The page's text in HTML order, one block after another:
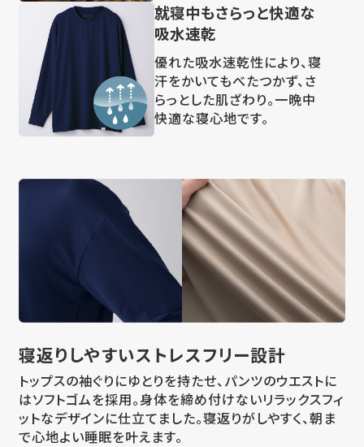
就寝中もさらっと快適な
吸水速乾
優れた吸水速乾性により、寝
汗をかいてもべたつかず、さ
らっとした肌ざわり。一晩中
快適な寝心地です。
寝返りしやすいストレスフリー設計
トップスの袖ぐりにゆとりを持たせ、パンツのウエストに
はソフトゴムを採用。身体を締め付けないリラックスフィ
ットなデザインに仕立てました。寝返りがしやすく、朝ま
で心地よい睡眠を叶えます。